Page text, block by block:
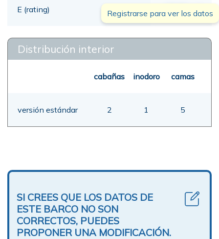
E (rating) 00,00 mt
Registrarse para ver los datos
Distribución interior
cabañas inodoro camas
versión estándar 2 1 5
SI CREES QUE LOS DATOS DE
ESTE BARCO NO SON
CORRECTOS, PUEDES
PROPONER UNA MODIFICACIÓN.